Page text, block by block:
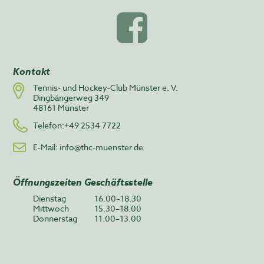
Kontakt
Tennis- und Hockey-Club Münster e. V.
Dingbängerweg 349
48161 Münster
Telefon:+49 2534 7722
E-Mail: info@thc-muenster.de
Öffnungszeiten Geschäftsstelle
Dienstag
16.00–18.30
Mittwoch
15.30–18.00
Donnerstag
11.00–13.00